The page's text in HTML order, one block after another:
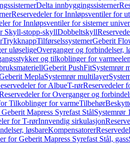
Delta innbyggingssisterner
Reservedeler for Innløpsventiler for
for Innløpsventiler for sisterner
Skyll-stopp-skyllDobbeltskyll
TrykknappTilførselssystemerGeberit
uløseligeOverganger og forbindelser,
og tilkoblinger for
Geberit PushFitSystemrør
MeplaSystemrør multilayer
for AlbueT-rørReservedeler
for Overganger og
Tilkoblinger for varmeTilbehør
Mapress Syrefast StålSystemrør
for T-rørInnvendig sirkulasjon
løsbareKompensatorer
for Geberit Mapress Syrefast Stål, gass